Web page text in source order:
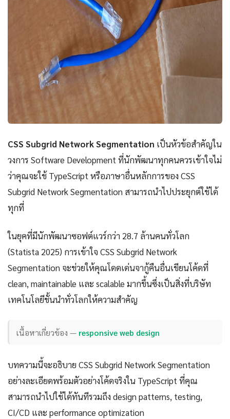
CSS Subgrid Network Segmentation เป็นหัวข้อสำคัญใน
วงการ Software Development ที่นักพัฒนาทุกคนควรเข้าใจไม่
ว่าคุณจะใช้ TypeScript หรือภาษาอื่นหลักการของ CSS
Subgrid Network Segmentation สามารถนำไปประยุกต์ใช้ได้
ทุกที่
ในยุคที่มีนักพัฒนาซอฟต์แวร์กว่า 28.7 ล้านคนทั่วโลก
(Statista 2025) การเข้าใจ CSS Subgrid Network
Segmentation จะช่วยให้คุณโดดเด่นจากู้คืนอื่นเขียนโค้ดที่
clean, maintainable และ scalable มากขึ้นซึ่งเป็นสิ่งที่บริษัท
เทคโนโลยีชั้นนำทั่วโลกให้ความสำคัญ
เนื้อหาเกี่ยวข้อง — responsive web design
บทความนี้จะอธิบาย CSS Subgrid Network Segmentation
อย่างละเอียดพร้อมตัวอย่างโค้ดจริงใน TypeScript ที่คุณ
สามารถนำไปใช้ได้ทันทีรวมถึง design patterns, testing,
CI/CD และ performance optimization